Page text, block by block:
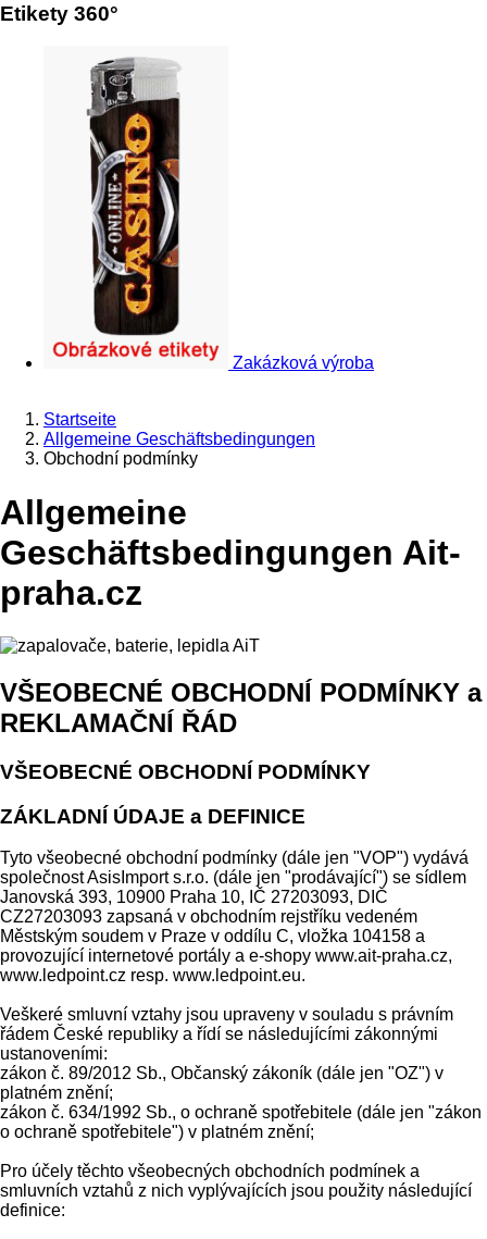
Etikety 360°
Zakázková výroba
Startseite
Allgemeine Geschäftsbedingungen
Obchodní podmínky
Allgemeine
Geschäftsbedingungen Ait-
praha.cz
VŠEOBECNÉ OBCHODNÍ PODMÍNKY a
REKLAMAČNÍ ŘÁD
VŠEOBECNÉ OBCHODNÍ PODMÍNKY
ZÁKLADNÍ ÚDAJE a DEFINICE
Tyto všeobecné obchodní podmínky (dále jen "VOP") vydává
společnost AsisImport s.r.o. (dále jen "prodávající") se sídlem
Janovská 393, 10900 Praha 10, IČ 27203093, DIČ
CZ27203093 zapsaná v obchodním rejstříku vedeném
Městským soudem v Praze v oddílu C, vložka 104158 a
provozující internetové portály a e-shopy www.ait-praha.cz,
www.ledpoint.cz resp. www.ledpoint.eu.
Veškeré smluvní vztahy jsou upraveny v souladu s právním
řádem České republiky a řídí se následujícími zákonnými
ustanoveními:
zákon č. 89/2012 Sb., Občanský zákoník (dále jen "OZ") v
platném znění;
zákon č. 634/1992 Sb., o ochraně spotřebitele (dále jen "zákon
o ochraně spotřebitele") v platném znění;
Pro účely těchto všeobecných obchodních podmínek a
smluvních vztahů z nich vyplývajících jsou použity následující
definice: